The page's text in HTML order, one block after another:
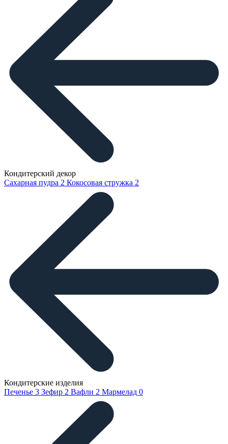
Кондитерский декор
Сахарная пудра 2 Кокосовая стружка 2
Кондитерские изделия
Печенье 3 Зефир 2 Вафли 2 Мармелад 0